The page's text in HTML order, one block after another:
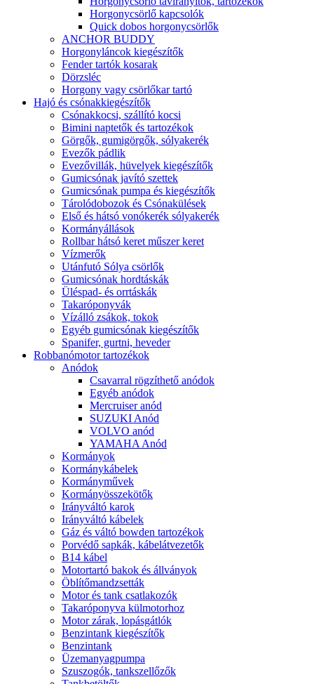
Horgonycsörlő kapcsolók
Quick dobos horgonycsörlők
ANCHOR BUDDY
Horgonyláncok kiegészítők
Fender tartók kosarak
Dörzsléc
Horgony vagy csörlőkar tartó
Hajó és csónakkiegészítők
Csónakkocsi, szállító kocsi
Bimini naptetők és tartozékok
Görgők, gumigörgők, sólyakerék
Evezők pádlik
Evezővillák, hüvelyek kiegészítők
Gumicsónak javító szettek
Gumicsónak pumpa és kiegészítők
Tárolódobozok és Csónakülések
Első és hátsó vonókerék sólyakerék
Kormányállások
Rollbar hátsó keret műszer keret
Vízmerők
Utánfutó Sólya csörlők
Gumicsónak hordtáskák
Üléspad- és orrtáskák
Takaróponyvák
Vízálló zsákok, tokok
Egyéb gumicsónak kiegészítők
Spanifer, gurtni, heveder
Robbanómotor tartozékok
Anódok
Csavarral rögzíthető anódok
Egyéb anódok
Mercruiser anód
SUZUKI Anód
VOLVO anód
YAMAHA Anód
Kormányok
Kormánykábelek
Kormányművek
Kormányösszekötők
Irányváltó karok
Irányváltó kábelek
Gáz és váltó bowden tartozékok
Porvédő sapkák, kábelátvezetők
B14 kábel
Motortartó bakok és állványok
Öblítőmandzsetták
Motor és tank csatlakozók
Takaróponyva külmotorhoz
Motor zárak, lopásgátlók
Benzintank kiegészítők
Benzintank
Üzemanyagpumpa
Szuszogók, tankszellőzők